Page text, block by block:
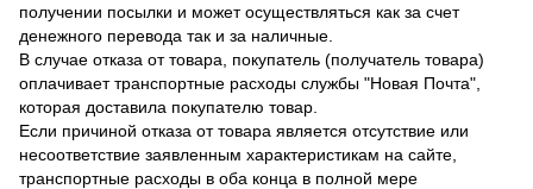
получении посылки и может осуществляться как за счет
денежного перевода так и за наличные.
В случае отказа от товара, покупатель (получатель товара)
оплачивает транспортные расходы службы "Новая Почта",
которая доставила покупателю товар.
Если причиной отказа от товара является отсутствие или
несоответствие заявленным характеристикам на сайте,
транспортные расходы в оба конца в полной мере